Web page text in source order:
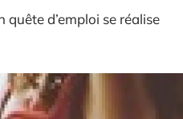
d’emploi se réalise